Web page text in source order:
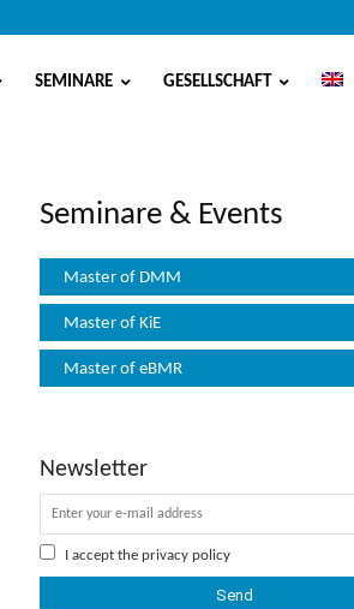
SEMINARE GESELLSCHAFT
Seminare & Events
Master of DMM
Master of KiE
Master of eBMR
Newsletter
I accept the privacy policy